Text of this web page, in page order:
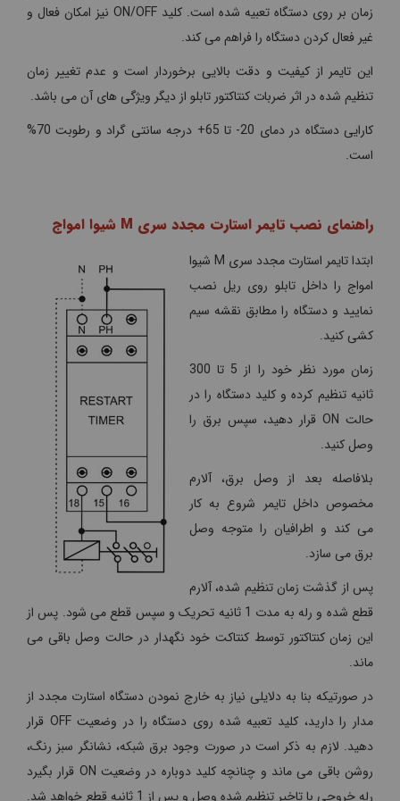
زمان بر روی دستگاه تعبیه شده است. کلید ON/OFF نیز امکان فعال و
غیر فعال کردن دستگاه را فراهم می کند.
این تایمر از کیفیت و دقت بالایی برخوردار است و عدم تغییر زمان
تنظیم شده در اثر ضربات کنتاکتور تابلو از دیگر ویژگی های آن می باشد.
کارایی دستگاه در دمای 20- تا 65+ درجه سانتی گراد و رطوبت 70%
است.
راهنمای نصب تایمر استارت مجدد سری M شیوا امواج
ابتدا تایمر استارت مجدد سری M شیوا
امواج را داخل تابلو روی ریل نصب
نمایید و دستگاه را مطابق نقشه سیم
کشی کنید.
زمان مورد نظر خود را از 5 تا 300
ثانیه تنظیم کرده و کلید دستگاه را در
حالت ON قرار دهید، سپس برق را
وصل کنید.
بلافاصله بعد از وصل برق، آلارم
مخصوص داخل تایمر شروع به کار
می کند و اطرافیان را متوجه وصل
برق می سازد.
پس از گذشت زمان تنظیم شده، آلارم
قطع شده و رله به مدت 1 ثانیه تحریک و سپس قطع می شود. پس از
این زمان کنتاکتور توسط کنتاکت خود نگهدار در حالت وصل باقی می
ماند.
در صورتیکه بنا به دلایلی نیاز به خارج نمودن دستگاه استارت مجدد از
مدار را دارید، کلید تعبیه شده روی دستگاه را در وضعیت OFF قرار
دهید. لازم به ذکر است در صورت وجود برق شبکه، نشانگر سبز رنگ،
روشن باقی می ماند و چنانچه کلید دوباره در وضعیت ON قرار بگیرد
رله خروجی با تاخیر تنظیم شده وصل و پس از 1 ثانیه قطع خواهد شد.